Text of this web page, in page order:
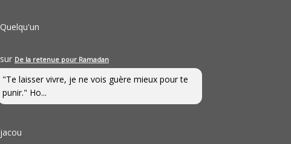
Quelqu'un
sur De la retenue pour Ramadan
"Te laisser vivre, je ne vois guère mieux pour te
punir." Ho...
jacou